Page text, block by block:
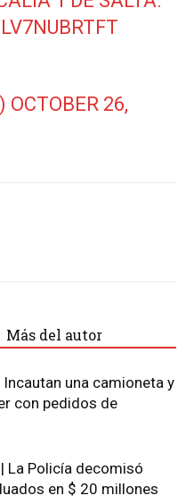
OCTOBER 26,
Más del autor
Incautan una camioneta y
con pedidos de
La Policía decomisó
en $ 20 millones